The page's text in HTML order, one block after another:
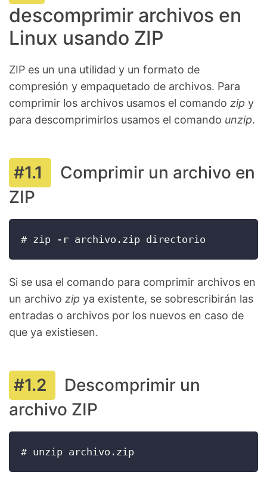
descomprimir archivos en
Linux usando ZIP
ZIP es un una utilidad y un formato de
compresión y empaquetado de archivos. Para
comprimir los archivos usamos el comando zip y
para descomprimirlos usamos el comando unzip.
Comprimir un archivo en
ZIP
# zip -r archivo.zip directorio
Si se usa el comando para comprimir archivos en
un archivo zip ya existente, se sobrescribirán las
entradas o archivos por los nuevos en caso de
que ya existiesen.
Descomprimir un
archivo ZIP
# unzip archivo.zip